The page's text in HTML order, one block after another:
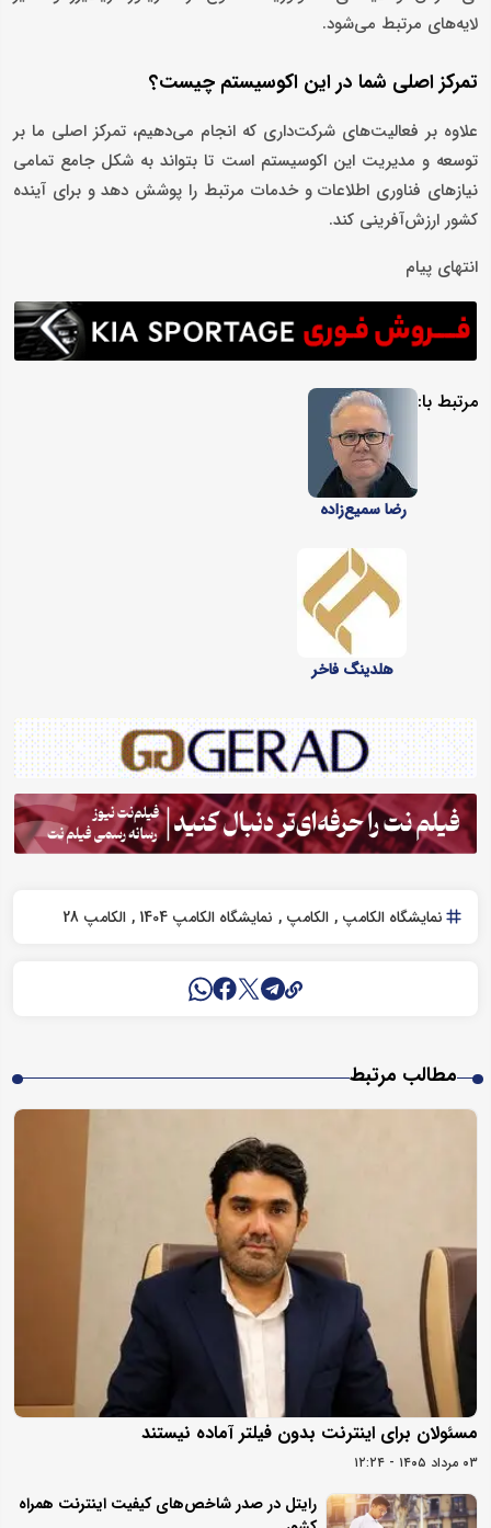
لایه‌های مرتبط می‌شود.
تمرکز اصلی شما در این اکوسیستم چیست؟
علاوه بر فعالیت‌های شرکت‌داری که انجام می‌دهیم، تمرکز اصلی ما بر
توسعه و مدیریت این اکوسیستم است تا بتواند به شکل جامع تمامی
نیازهای فناوری اطلاعات و خدمات مرتبط را پوشش دهد و برای آینده
کشور ارزش‌آفرینی کند.
انتهای پیام
مرتبط با:
رضا سمیع‌زاده
هلدینگ فاخر
نمایشگاه الکامپ الکامپ نمایشگاه الکامپ 1404 الکامپ 28
مطالب مرتبط
مسئولان برای اینترنت بدون فیلتر آماده نیستند
۰۳ مرداد ۱۴۰۵ - ۱۲:۲۴
رایتل در صدر شاخص‌های کیفیت اینترنت همراه